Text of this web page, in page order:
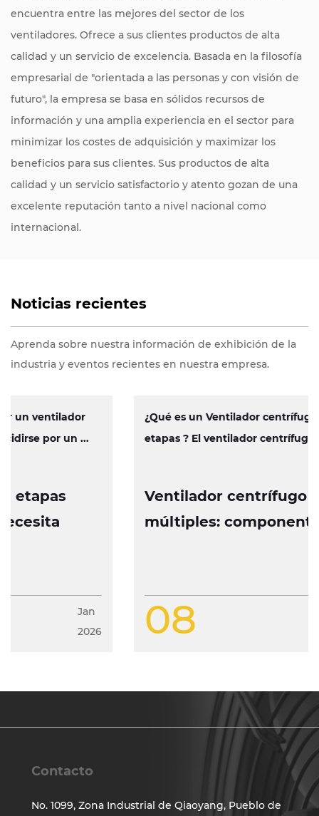
encuentra entre las mejores del sector de los
ventiladores. Ofrece a sus clientes productos de alta
calidad y un servicio de excelencia. Basada en la filosofía
empresarial de "orientada a las personas y con visión de
futuro", la empresa se basa en sólidos recursos de
información y una amplia experiencia en el sector para
minimizar los costes de adquisición y maximizar los
beneficios para sus clientes. Sus productos de alta
calidad y un servicio satisfactorio y atento gozan de una
excelente reputación tanto a nivel nacional como
internacional.
Noticias recientes
Aprenda sobre nuestra información de exhibición de la
industria y eventos recientes en nuestra empresa.
Ventilador centrífugo de etapas
múltiples: componentes, operación
¿Qué es un Ventilador centrífugo de múltiples
etapas ? El ventilador centrífugo...
Contacto
No. 1099, Zona Industrial de Qiaoyang, Pueblo de